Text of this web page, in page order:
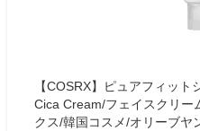
【COSRX】ピュアフィッ
Cica Cream/フェイスクリー
クス/韓国コスメ/オリーブヤ